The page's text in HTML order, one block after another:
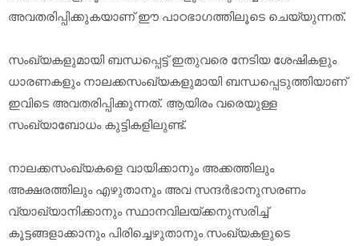
അവതരിപ്പിക്കുകയാണ് ഈ പാഠഭാഗത്തിലൂടെ ചെയ്യുന്നത്.
സംഖ്യകളുമായി ബന്ധപ്പെട്ട് ഇതുവരെ നേടിയ ശേഷികളും
ധാരണകളും നാലക്കസംഖ്യകളുമായി ബന്ധപ്പെടുത്തിയാണ്
ഇവിടെ അവതരിപ്പിക്കുന്നത്. ആയിരം വരെയുള്ള
സംഖ്യാബോധം കുട്ടികളിലുണ്ട്.
നാലക്കസംഖ്യകളെ വായിക്കാനും അക്കത്തിലും
അക്ഷരത്തിലും എഴുതാനും അവ സന്ദർഭാനുസരണം
വ്യാഖ്യാനിക്കാനും സ്ഥാനവിലയ്ക്കനുസരിച്ച്
കൂട്ടങ്ങളാക്കാനും പിരിച്ചെഴുതാനും സംഖ്യകളുടെ